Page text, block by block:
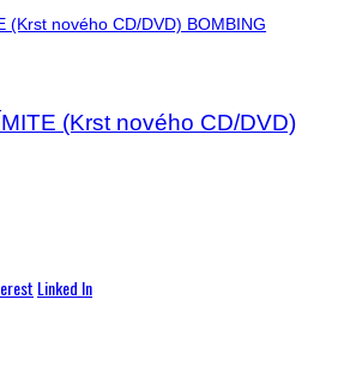
(Krst nového CD/DVD)
Linked In